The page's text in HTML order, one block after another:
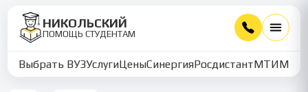
НИКОЛЬСКИЙ
ПОМОЩЬ СТУДЕНТАМ
Выбрать ВУЗУслугиЦеныСинергияРосдистантМТИММУ